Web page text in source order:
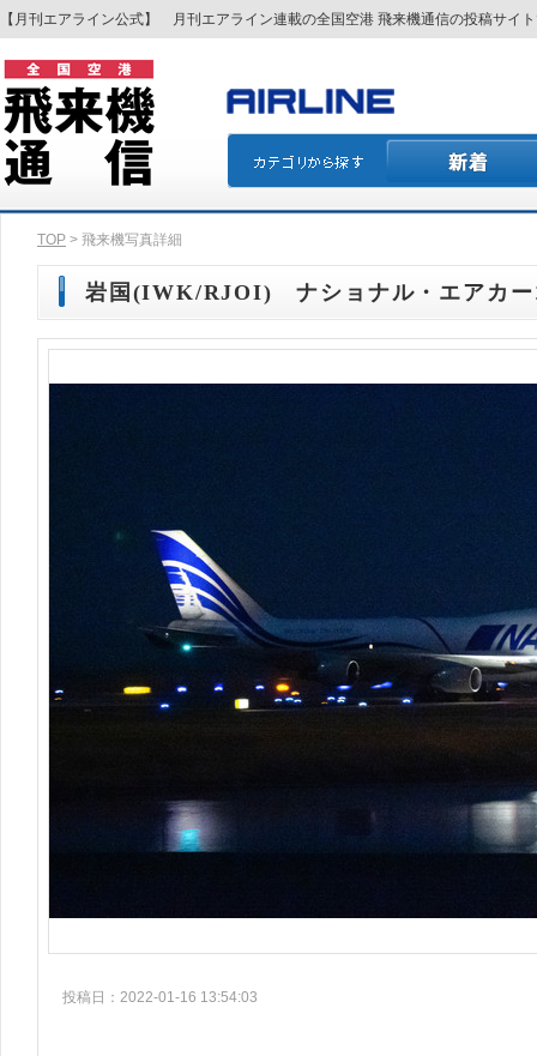
【月刊エアライン公式】 月刊エアライン連載の全国空港 飛来機通信の投稿サイ
TOP > 飛来機写真詳細
岩国(IWK/RJOI) ナショナル・エアカ
投稿日：2022-01-16 13:54:03